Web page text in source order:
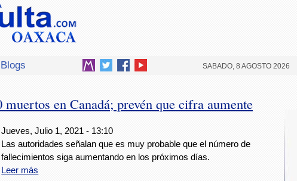
Blogs SABADO, 8 AGOSTO 2026
en Canadá; prevén que cifra aumente
Jueves, Julio 1, 2021 - 13:10
Las autoridades señalan que es muy probable que el número de
fallecimientos siga aumentando en los próximos días.
Leer más